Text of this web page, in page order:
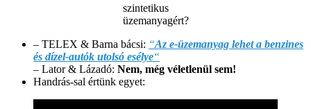
szintetikus
üzemanyagért?
– TELEX & Barna bácsi: “Az e-üzemanyag lehet a benzines
és dízel-autók utolsó esélye“
– Lator & Lázadó: Nem, még véletlenül sem!
Handrás-sal értünk egyet: